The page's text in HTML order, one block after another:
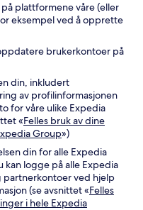
plattformene våre (eller
eksempel ved å opprette
brukerkontoer på
din, inkludert
av profilinformasjonen
for våre ulike Expedia
«Felles bruk av dine
Group»)
din for alle Expedia
kan logge på alle Expedia
ved hjelp
(se avsnittet «Felles
i hele Expedia